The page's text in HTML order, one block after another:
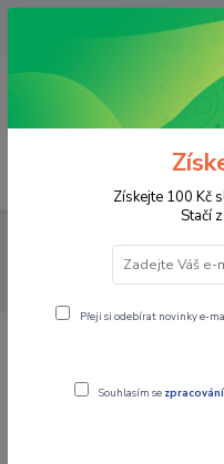
OPAVA 733537099/HLUČÍN
734541648/OLOMOUC
PRO STROJE MOTO
MOTOBATERIE
200A, BANNER BIKE BULL
200A, BANNER
Získejte 100 Kč
Stačí
Přeji si odebírat novinky e-
Souhlasím se